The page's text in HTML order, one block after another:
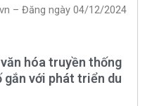
– Đăng ngày 04/12/2024
hóa truyền thống
với phát triển du